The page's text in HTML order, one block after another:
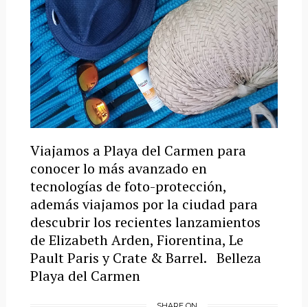
Viajamos a Playa del Carmen para
conocer lo más avanzado en
tecnologías de foto-protección,
además viajamos por la ciudad para
descubrir los recientes lanzamientos
de Elizabeth Arden, Fiorentina, Le
Pault Paris y Crate & Barrel. Belleza
Playa del Carmen